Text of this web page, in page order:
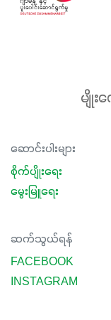
မျိုး
ဆောင်းပါးများ
စိုက်ပျိုးရေး
မွေးမြူရေး
ဆက်သွယ်ရန်
FACEBOOK
INSTAGRAM